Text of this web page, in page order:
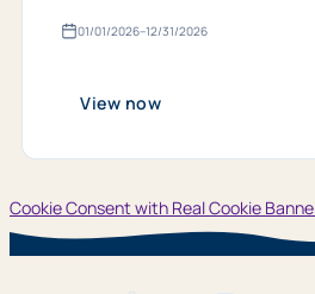
01/01/2026–12/31/2026
Valid
2026View now
Cookie Consent with Real Cookie